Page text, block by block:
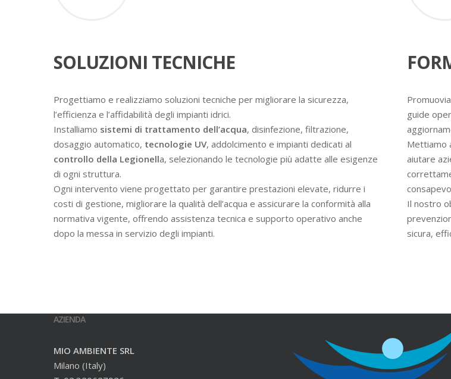
SOLUZIONI TECNICHE
Progettiamo e realizziamo soluzioni tecniche per migliorare la sicurezza,
l’efficienza e l’affidabilità degli impianti idrici.
Installiamo sistemi di trattamento dell’acqua, disinfezione, filtrazione,
dosaggio automatico, tecnologie UV, addolcimento e impianti dedicati al
controllo della Legionella, selezionando le tecnologie più adatte alle esigenze
di ogni struttura.
Ogni intervento viene progettato per garantire prestazioni elevate, ridurre i
costi di gestione, migliorare la qualità dell’acqua e assicurare la conformità alla
normativa vigente, offrendo assistenza tecnica e supporto operativo anche
dopo la messa in servizio degli impianti.
guide
Mettiamo
aiutare
Il nostro
sicura,
AZIENDA
MIO AMBIENTE SRL
Milano (Italy)